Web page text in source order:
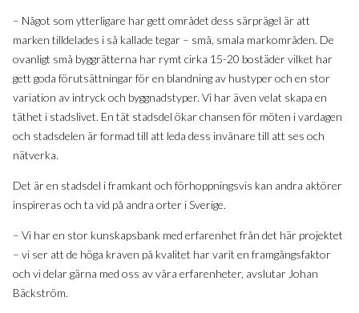
– Något som ytterligare har gett området dess särprägel är att
marken tilldelades i så kallade tegar – små, smala markområden. De
ovanligt små byggrätterna har rymt cirka 15-20 bostäder vilket har
gett goda förutsättningar för en blandning av hustyper och en stor
variation av intryck och byggnadstyper. Vi har även velat skapa en
täthet i stadslivet. En tät stadsdel ökar chansen för möten i vardagen
och stadsdelen är formad till att leda dess invånare till att ses och
nätverka.
Det är en stadsdel i framkant och förhoppningsvis kan andra aktörer
inspireras och ta vid på andra orter i Sverige.
– Vi har en stor kunskapsbank med erfarenhet från det här projektet
– vi ser att de höga kraven på kvalitet har varit en framgångsfaktor
och vi delar gärna med oss av våra erfarenheter, avslutar Johan
Bäckström.